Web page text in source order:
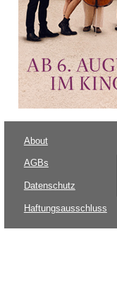
About
AGBs
Datenschutz
Haftungsausschluss